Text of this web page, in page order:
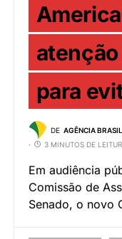
para
DE AGÊNCIA BRASIL
3 MINUTOS DE
Em audiência
Comissão de
Senado, o novo